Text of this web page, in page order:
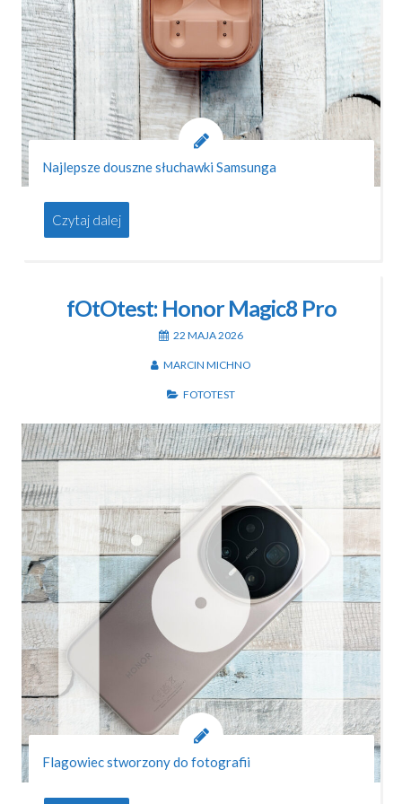
Najlepsze douszne słuchawki Samsunga
Czytaj dalej
fOtOtest: Honor Magic8 Pro
22 MAJA 2026
MARCIN MICHNO
FOTOTEST
Flagowiec stworzony do fotografii